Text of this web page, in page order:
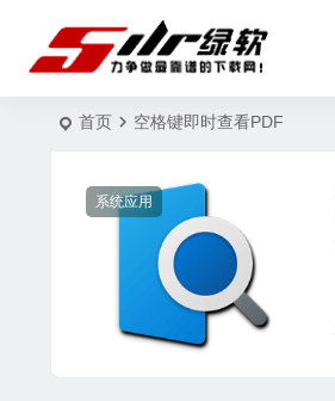
首页 空格键即时查看PDF
系统应用